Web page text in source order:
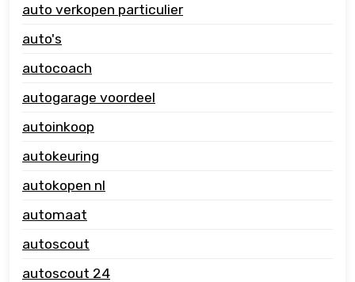
auto verkopen particulier
auto's
autocoach
autogarage voordeel
autoinkoop
autokeuring
autokopen nl
automaat
autoscout
autoscout 24